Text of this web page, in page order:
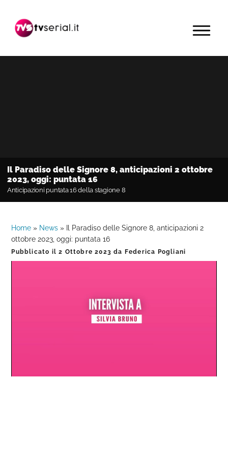
navigazione
contenuto
barra
primaria
MENU
Il Paradiso delle Signore 8, anticipazioni 2 ottobre
2023, oggi: puntata 16
Anticipazioni puntata 16 della stagione 8
Home » News »
Il Paradiso delle Signore 8, anticipazioni 2
ottobre 2023, oggi: puntata 16
Pubblicato il2 Ottobre 2023 da Federica Pogliani
0%
0%